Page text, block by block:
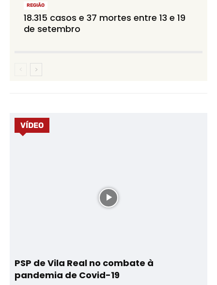
REGIÃO
18.315 casos e 37 mortes entre 13 e 19
de setembro
VÍDEO
PSP de Vila Real no combate à
pandemia de Covid-19